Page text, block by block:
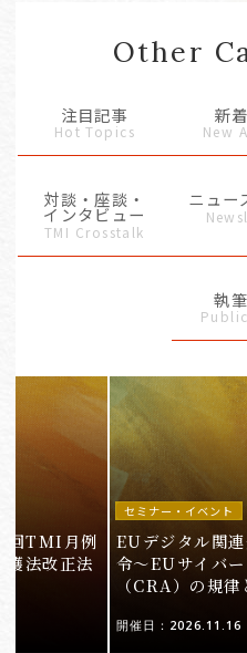
Other
注目記事
Hot Topics
新
New
対談・座談・
インタビュー
TMI Crosstalk
ニュー
執
回TMI月例
護法改正法
セミナー・イベント
EUデジタル関
令〜EUサイバ
（CRA）の規
開催日：2026.11.16